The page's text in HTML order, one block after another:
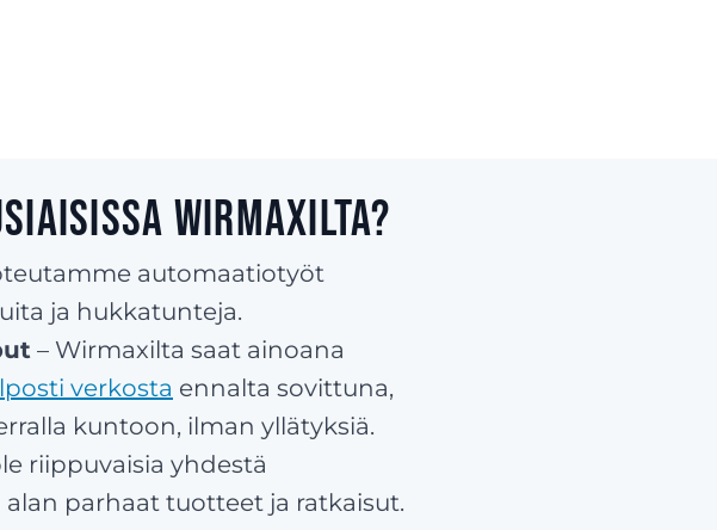
Wirmaxilta?
automaatiotyöt
ja hukkatunteja.
– Wirmaxilta saat ainoana
verkosta ennalta sovittuna,
kuntoon, ilman yllätyksiä.
riippuvaisia yhdestä
parhaat tuotteet ja ratkaisut.